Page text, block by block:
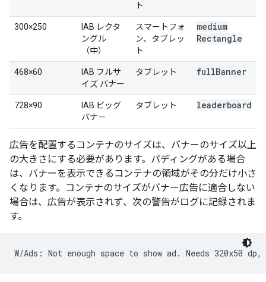
ト
300×250
IAB レクタ
ングル
（中）
スマートフォ
ン、タブレッ
ト
medium
Rectangle
468×60
IAB フルサ
イズ バナー
タブレット fullBanner
728×90
IAB ビッグ
バナー
タブレット leaderboard
広告を配置するコンテナのサイズは、バナーのサイズ以上
の大きさにする必要があります。パディングがある場合
は、バナーを表示できるコンテナの領域がその分だけ小さ
くなります。コンテナのサイズがバナー広告に適合しない
場合は、広告が表示されず、次の警告がログに記録されま
す。